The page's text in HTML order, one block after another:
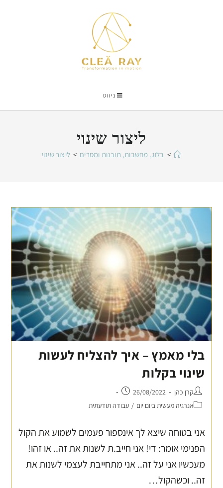
ניווט
ליצור שינוי
> בלוג, מחשבות, תובנות ומסרים > ליצור שינוי
בלי מאמץ – איך להצליח לעשות
שינוי בקלות
קרן כהן
26/08/2022
אנרגיה מעשית ביום יום / עבודה תודעתית
אני בטוחה שיצא לך אינספור פעמים לשמוע את הקול
הפנימי אומר: די! אני חייב.ת לשנות את זה.. או זהו!
מעכשיו אני על זה.. אני מתחייבת לעצמי לשנות את
זה.. וכשהקול…